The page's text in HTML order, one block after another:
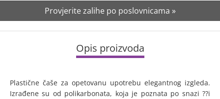
Provjerite zalihe po poslovnicama »
Opis proizvoda
Plastične čaše za opetovanu upotrebu elegantnog izgleda.
Izrađene su od polikarbonata, koja je poznata po snazi ??i